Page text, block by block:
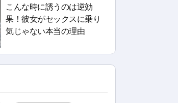
こんな時に誘うのは逆効
果！彼女がセックスに乗り
気じゃない本当の理由